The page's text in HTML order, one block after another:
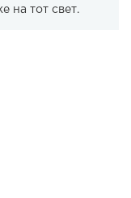
на тот свет.